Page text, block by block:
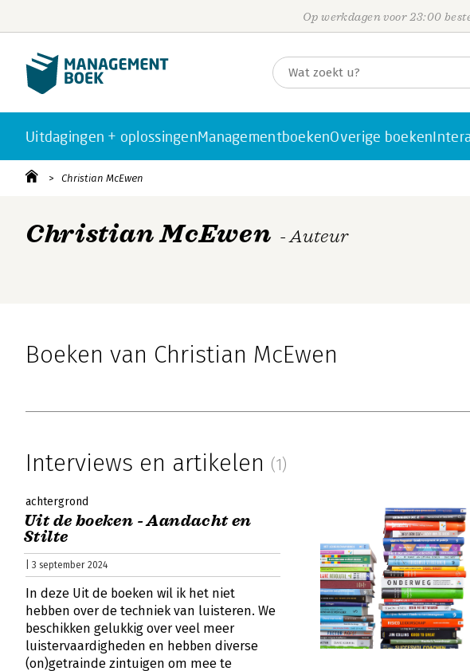
Op werkdagen voor 23:00
Uitdagingen + oplossingenManagementboekenOverige boeken
Christian McEwen
Christian McEwen - Auteur
Boeken van Christian McEwen
Interviews en artikelen (1)
achtergrond
Uit de boeken - Aandacht en
Stilte
| 3 september 2024
In deze Uit de boeken wil ik het niet
hebben over de techniek van luisteren. We
beschikken gelukkig over veel meer
luistervaardigheden en hebben diverse
(on)getrainde zintuigen om mee te